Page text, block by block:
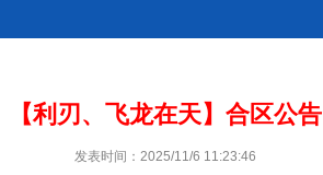
【利刃、飞龙在天】合区公告
发表时间：2025/11/6 11:23:46